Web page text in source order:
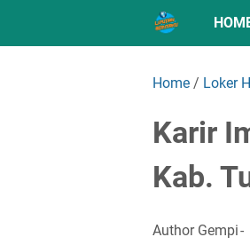
Home / Loker
Karir
Kab.
Author Gempi